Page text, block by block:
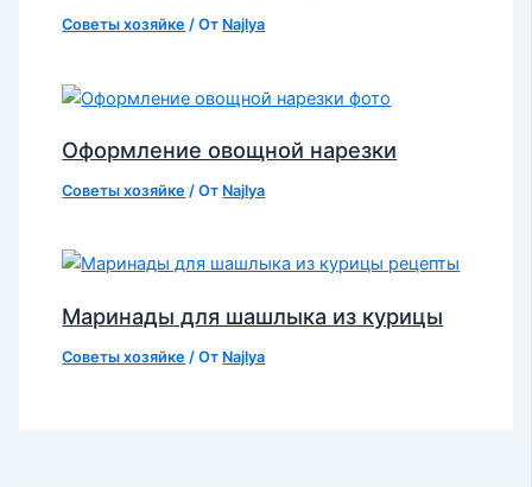
Советы хозяйке / От Najlya
Оформление овощной нарезки
Советы хозяйке / От Najlya
Маринады для шашлыка из курицы
Советы хозяйке / От Najlya